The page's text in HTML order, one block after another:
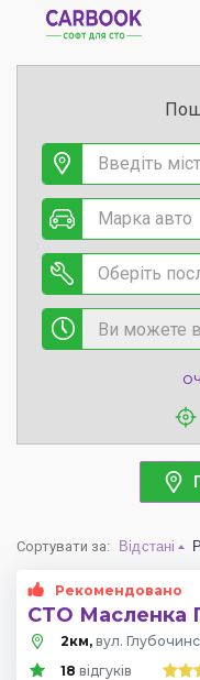
Введіть
Марка авто
Оберіть
Сортувати за: Відстані
Рекомендовано
СТО Масленка
2км, вул.
18 відгуків